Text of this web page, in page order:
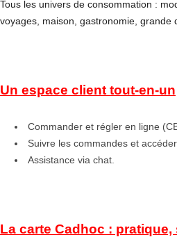
Tous les univers de consommation :
voyages, maison, gastronomie, grande
Un espace client tout-en-un
Commander et régler en ligne
Suivre les commandes et
Assistance via chat.
La carte Cadhoc :